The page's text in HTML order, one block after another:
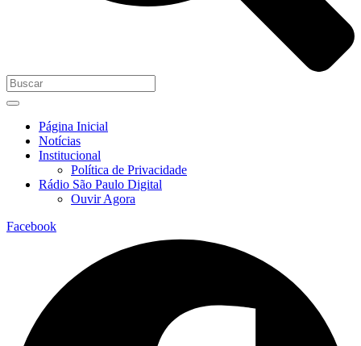
Página Inicial
Notícias
Institucional
Política de Privacidade
Rádio São Paulo Digital
Ouvir Agora
Facebook